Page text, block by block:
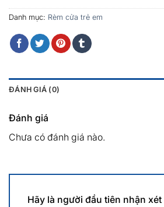
Danh mục: Rèm cửa trẻ em
ĐÁNH GIÁ (0)
Đánh giá
Chưa có đánh giá nào.
Hãy là người đầu tiên nhận xét